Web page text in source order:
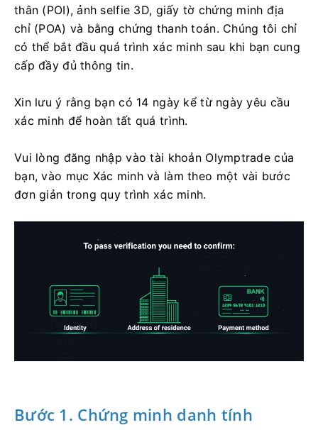
thân (POI), ảnh selfie 3D, giấy tờ chứng minh địa
chỉ (POA) và bằng chứng thanh toán. Chúng tôi chỉ
có thể bắt đầu quá trình xác minh sau khi bạn cung
cấp đầy đủ thông tin.
Xin lưu ý rằng bạn có 14 ngày kể từ ngày yêu cầu
xác minh để hoàn tất quá trình.
Vui lòng đăng nhập vào tài khoản Olymptrade của
bạn, vào mục Xác minh và làm theo một vài bước
đơn giản trong quy trình xác minh.
Bước 1. Chứng minh danh tính